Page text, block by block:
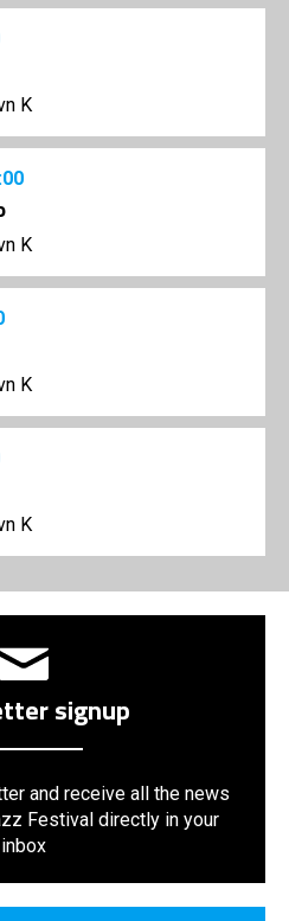
K
K
K
K
signup
and receive all the news
Festival directly in your
inbox